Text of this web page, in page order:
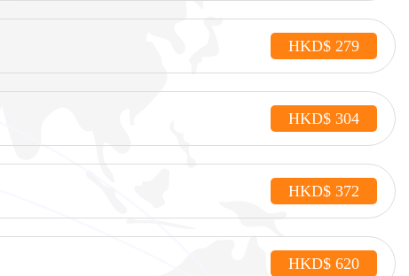
HKD$ 279
HKD$ 304
HKD$ 372
HKD$ 620